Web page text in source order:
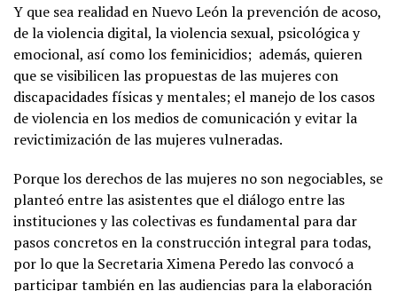
Y que sea realidad en Nuevo León la prevención de acoso,
de la violencia digital, la violencia sexual, psicológica y
emocional, así como los feminicidios; además, quieren
que se visibilicen las propuestas de las mujeres con
discapacidades físicas y mentales; el manejo de los casos
de violencia en los medios de comunicación y evitar la
revictimización de las mujeres vulneradas.
Porque los derechos de las mujeres no son negociables, se
planteó entre las asistentes que el diálogo entre las
instituciones y las colectivas es fundamental para dar
pasos concretos en la construcción integral para todas,
por lo que la Secretaria Ximena Peredo las convocó a
participar también en las audiencias para la elaboración